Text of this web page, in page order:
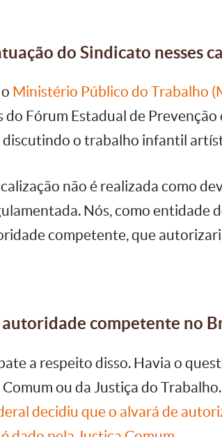
do Sindicato nesses
Ministério Público do Trabalho
do Fórum Estadual de
discutindo o trabalho infantil
não é realizada como
Nós, como entidade
competente, que
autoridade competente no
a respeito disso. Havia o
ou da Justiça do
decidiu que o alvará de